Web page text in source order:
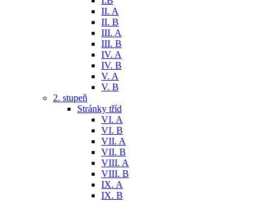
II. A
II. B
III. A
III. B
IV. A
IV. B
V. A
V. B
2. stupeň
Stránky tříd
VI. A
VI. B
VII. A
VII. B
VIII. A
VIII. B
IX. A
IX. B